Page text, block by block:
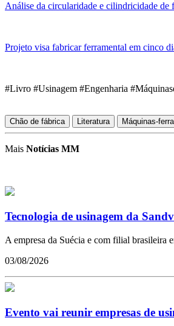
Análise da circularidade e cilindricidade de
Projeto visa fabricar ferramental em cinco
#Livro #Usinagem #Engenharia
Chão de fábrica Literatura Máquinas-
Mais Notícias MM
Tecnologia de usinagem da
A empresa da Suécia e com filial brasileira
03/08/2026
Evento vai reunir empresas de